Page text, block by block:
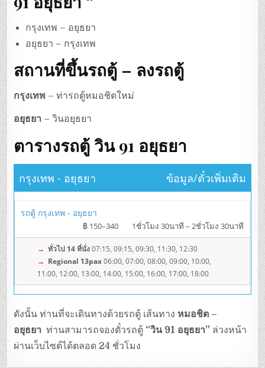
กรุงเทพ – อยุธยา
อยุธยา – กรุงเทพ
สถานที่ขึ้นรถตู้ – ลงรถตู้
กรุงเทพ – ท่ารถตู้หมอชิตใหม่
อยุธยา – วินอยุธยา
ตารางรถตู้วิน 91 อยุธยา
กรุงเทพ - อยุธยา ข้อมูล/ตั๋วเพิ่มเติม
รถตู้ กรุงเทพ - อยุธยา
฿ 150–340 1ชั่วโมง 30นาที – 2ชั่วโมง 30นาที
→ ทั่วไป 14 ที่นั่ง07:15, 09:15, 09:30, 11:30, 12:30
→ Regional 13pax06:00, 07:00, 08:00, 09:00, 10:00,
11:00, 12:00, 13:00, 14:00, 15:00, 16:00, 17:00, 18:00
ดังนั้น ท่านที่จะเดินทางด้วยรถตู้ เส้นทาง หมอชิต –
อยุธยา ท่านสามารถจองตั๋วรถตู้ “วิน 91 อยุธยา” ล่วงหน้า
ผ่านเว็บไซต์ได้ตลอด 24 ชั่วโมง